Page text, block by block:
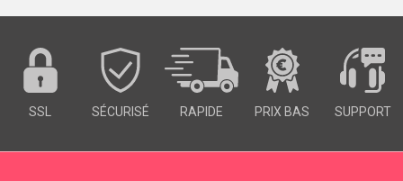
SSL SÉCURISÉ RAPIDE PRIX BAS SUPPORT